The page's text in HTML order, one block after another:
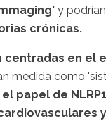
y
crónicas.
centradas en el
medida como
papel de NLRP1